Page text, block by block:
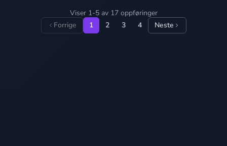
Viser 1-5 av 17 oppføringer
Forrige
1 2 3 4 Neste